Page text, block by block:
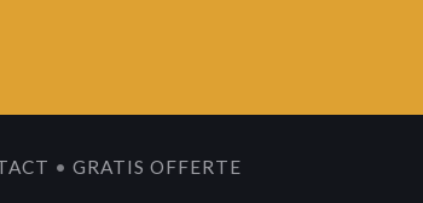
•GRATIS OFFERTE